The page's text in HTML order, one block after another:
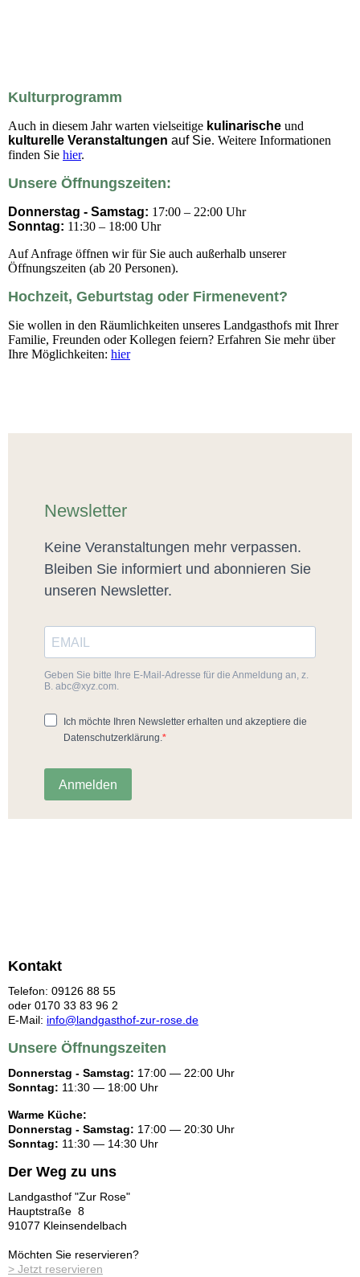
Kulturprogramm
Auch in diesem Jahr warten vielseitige kulinarische und
kulturelle Veranstaltungen auf Sie. Weitere Informationen
finden Sie hier.
Unsere Öffnungszeiten:
Donnerstag - Samstag: 17:00 – 22:00 Uhr
Sonntag: 11:30 – 18:00 Uhr
Auf Anfrage öffnen wir für Sie auch außerhalb unserer
Öffnungszeiten (ab 20 Personen).
Hochzeit, Geburtstag oder Firmenevent?
Sie wollen in den Räumlichkeiten unseres Landgasthofs mit Ihrer
Familie, Freunden oder Kollegen feiern? Erfahren Sie mehr über
Ihre Möglichkeiten: hier
Kontakt
Telefon: 09126 88 55
oder 0170 33 83 96 2
E-Mail: info@landgasthof-zur-rose.de
Unsere Öffnungszeiten
Donnerstag - Samstag: 17:00 — 22:00 Uhr
Sonntag: 11:30 — 18:00 Uhr
Warme Küche:
Donnerstag - Samstag: 17:00 — 20:30 Uhr
Sonntag: 11:30 — 14:30 Uhr
Der Weg zu uns
Landgasthof "Zur Rose"
Hauptstraße 8
91077 Kleinsendelbach
Möchten Sie reservieren?
> Jetzt reservieren